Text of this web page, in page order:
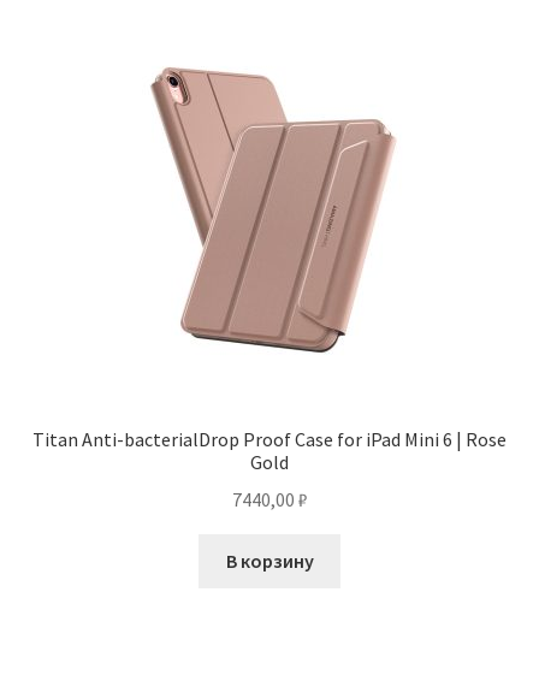
Titan Anti-bacterialDrop Proof Case for iPad Mini 6 | Rose
Gold
7440,00 ₽
В корзину